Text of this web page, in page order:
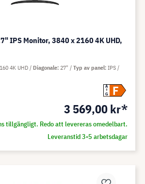
IPS Monitor, 3840 x 2160 4K UHD,
A
G
F
3 569,00 kr*
tillgängligt. Redo att levereras omedelbart.
Leveranstid 3-5 arbetsdagar
4K UHD Diagonale 27" Typ av panel IPS